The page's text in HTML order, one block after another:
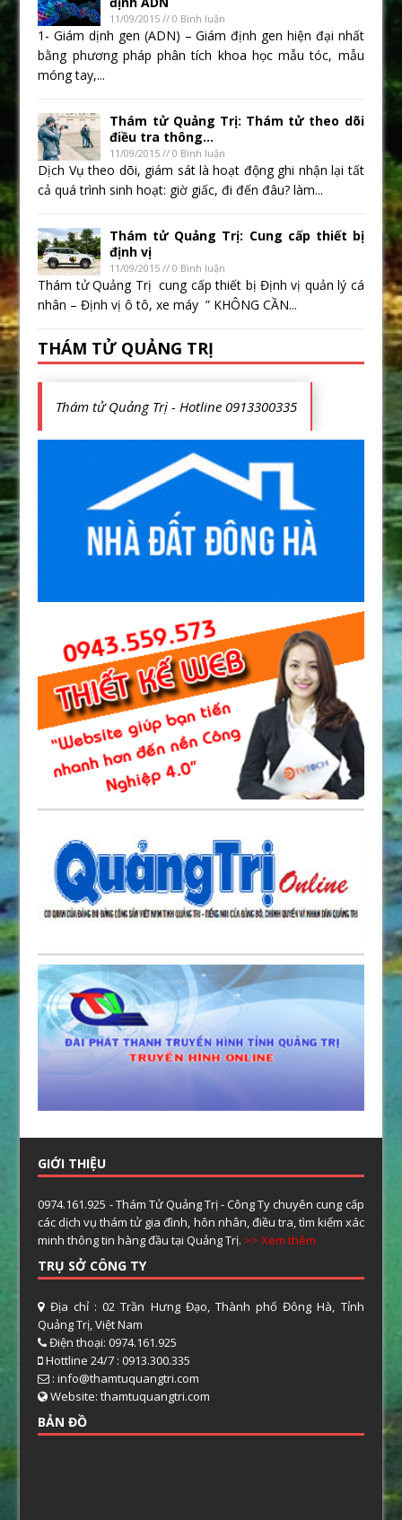
11/09/2015 // 0 Bình luận
1- Giám dịnh gen (ADN) – Giám định gen hiện đại nhất
bằng phương pháp phân tích khoa học mẫu tóc, mẫu
móng tay,...
Thám tử Quảng Trị: Thám tử theo dõi
điều tra thông...
11/09/2015 // 0 Bình luận
Dịch Vụ theo dõi, giám sát là hoạt động ghi nhận lại tất
cả quá trình sinh hoạt: giờ giấc, đi đến đâu? làm...
Thám tử Quảng Trị: Cung cấp thiết bị
định vị
11/09/2015 // 0 Bình luận
Thám tử Quảng Trị cung cấp thiết bị Định vị quản lý cá
nhân – Định vị ô tô, xe máy ” KHÔNG CẦN...
THÁM TỬ QUẢNG TRỊ
Thám tử Quảng Trị - Hotline 0913300335
GIỚI THIỆU
0974.161.925 - Thám Tử Quảng Trị - Công Ty chuyên cung cấp
các dịch vụ thám tử gia đình, hôn nhân, điều tra, tìm kiếm xác
minh thông tin hàng đầu tại Quảng Trị. >> Xem thêm
TRỤ SỞ CÔNG TY
Địa chỉ : 02 Trần Hưng Đạo, Thành phố Đông Hà, Tỉnh
Quảng Trị, Việt Nam
Điện thoại: 0974.161.925
Hottline 24/7 : 0913.300.335
: info@thamtuquangtri.com
Website: thamtuquangtri.com
BẢN ĐỒ